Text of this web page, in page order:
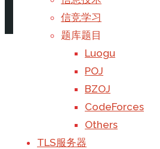
信竞学习
题库题目
Luogu
POJ
BZOJ
CodeForces
Others
TLS服务器
阅读更多 "区间最值查询 RMQ"
CodeVS 1014 装
题目概述：有一个箱子容量为
要求n个物品中，任取若干个装